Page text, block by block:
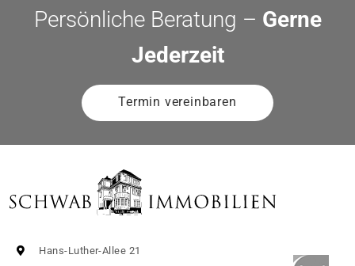
Persönliche Beratung – Gerne
Jederzeit
Termin vereinbaren
Hans-Luther-Allee 21